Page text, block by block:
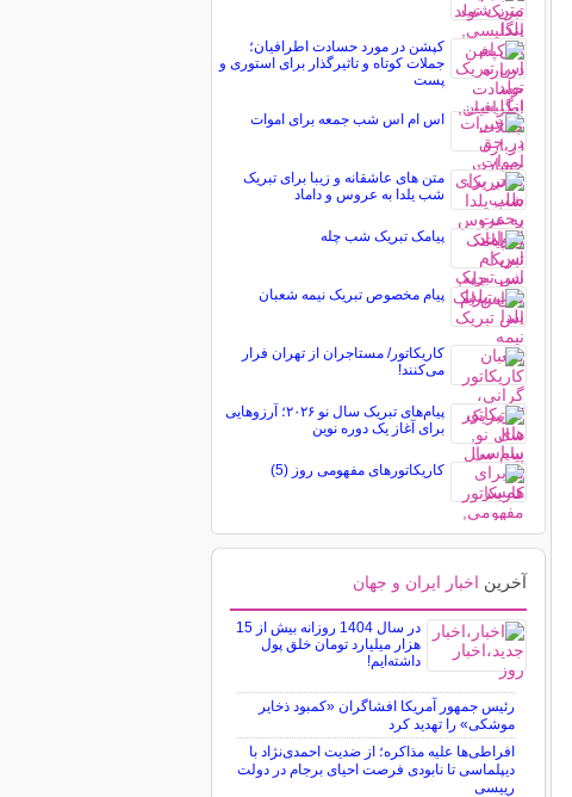
کپشن در مورد حسادت اطرافیان؛
جملات کوتاه و تاثیرگذار برای استوری و
پست
اس ام اس شب جمعه برای اموات
متن های عاشقانه و زیبا برای تبریک
شب یلدا به عروس و داماد
پیامک تبریک شب چله
پیام مخصوص تبریک نيمه شعبان
کاریکاتور/ مستاجران از تهران فرار
می‌کنند!
پیام‌های تبریک سال نو ۲۰۲۶؛ آرزوهایی
برای آغاز یک دوره نوین
کاریکاتورهای مفهومی روز (5)
آخرین اخبار ایران و جهان
در سال 1404 روزانه بیش از 15
هزار میلیارد تومان خلق پول
داشته‌ایم!
رئیس جمهور آمریکا افشاگران «کمبود ذخایر
موشکی» را تهدید کرد
افراطی‌ها علیه مذاکره؛ از ضدیت احمدی‌نژاد با
دیپلماسی تا نابودی فرصت احیای برجام در دولت
رییسی